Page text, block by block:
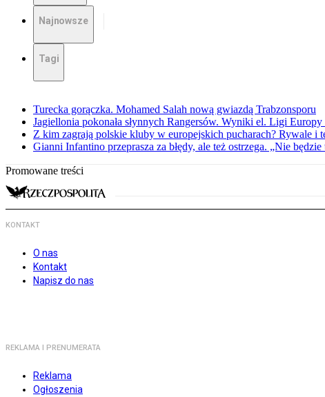
Najnowsze
Tagi
Turecka gorączka. Mohamed Salah nową gwiazdą Trabzonsporu
Jagiellonia pokonała słynnych Rangersów. Wyniki el. Ligi
Z kim zagrają polskie kluby w europejskich pucharach? Rywale i
Gianni Infantino przeprasza za błędy, ale też ostrzega. „Nie
Promowane treści
KONTAKT
O nas
Kontakt
Napisz do nas
REKLAMA I PRENUMERATA
Reklama
Ogłoszenia